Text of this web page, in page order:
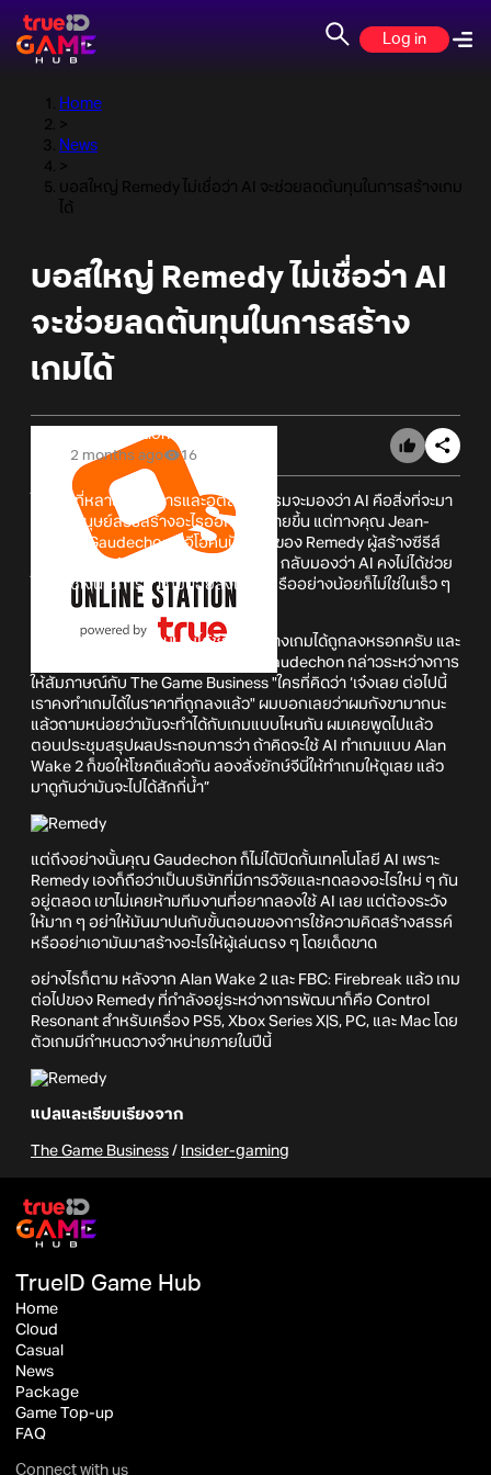
Log in
Home
>
News
>
บอสใหญ่ Remedy ไม่เชื่อว่า AI จะช่วยลดต้นทุนในการสร้างเกม
ได้
บอสใหญ่ Remedy ไม่เชื่อว่า AI
จะช่วยลดต้นทุนในการสร้าง
เกมได้
Online Station
2 months ago
16
ในขณะที่หลาย ๆ วงการและอุตสาหกรรมจะมองว่า AI คือสิ่งที่จะมา
ช่วยให้มนุษย์สรรสร้างอะไรออกมาได้ง่ายขึ้น แต่ทางคุณ Jean-
Charles Gaudechon ซีอีโอคนปัจจุบันของ Remedy ผู้สร้างซีรีส์
Max Payne, Alan Wake, และ Control กลับมองว่า AI คงไม่ได้ช่วย
ให้เราใช้เงินในการทำเกมน้อยลงแน่ ๆ หรืออย่างน้อยก็ไม่ใช่ในเร็ว ๆ
"จุดยืนของผมคือ AI มันไม่ได้ช่วยให้สร้างเกมได้ถูกลงหรอกครับ และ
คงไม่ช่วยไปอีกนานเลยด้วยซ้ำ" คุณ Gaudechon กล่าวระหว่างการ
ให้สัมภาษณ์กับ The Game Business "ใครที่คิดว่า ‘เจ๋งเลย ต่อไปนี้
เราคงทำเกมได้ในราคาที่ถูกลงแล้ว" ผมบอกเลยว่าผมกังขามากนะ
แล้วถามหน่อยว่ามันจะทำได้กับเกมแบบไหนกัน ผมเคยพูดไปแล้ว
ตอนประชุมสรุปผลประกอบการว่า ถ้าคิดจะใช้ AI ทำเกมแบบ Alan
Wake 2 ก็ขอให้โชคดีแล้วกัน ลองสั่งยักษ์จีนี่ให้ทำเกมให้ดูเลย แล้ว
มาดูกันว่ามันจะไปได้สักกี่น้ำ”
แต่ถึงอย่างนั้นคุณ Gaudechon ก็ไม่ได้ปิดกั้นเทคโนโลยี AI เพราะ
Remedy เองก็ถือว่าเป็นบริษัทที่มีการวิจัยและทดลองอะไรใหม่ ๆ กัน
อยู่ตลอด เขาไม่เคยห้ามทีมงานที่อยากลองใช้ AI เลย แต่ต้องระวัง
ให้มาก ๆ อย่าให้มันมาปนกับขั้นตอนของการใช้ความคิดสร้างสรรค์
หรืออย่าเอามันมาสร้างอะไรให้ผู้เล่นตรง ๆ โดยเด็ดขาด
อย่างไรก็ตาม หลังจาก Alan Wake 2 และ FBC: Firebreak แล้ว เกม
ต่อไปของ Remedy ที่กำลังอยู่ระหว่างการพัฒนาก็คือ Control
Resonant สำหรับเครื่อง PS5, Xbox Series X|S, PC, และ Mac โดย
ตัวเกมมีกำหนดวางจำหน่ายภายในปีนี้
แปลและเรียบเรียงจาก
The Game Business / Insider-gaming
TrueID Game Hub
Home
Cloud
Casual
News
Package
Game Top-up
FAQ
Connect with us